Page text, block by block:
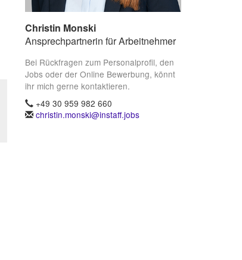
Christin Monski
Ansprechpartnerin für Arbeitnehmer
Bei Rückfragen zum Personalprofil, den
Jobs oder der Online Bewerbung, könnt
ihr mich gerne kontaktieren.
+49 30 959 982 660
christin.monski@instaff.jobs